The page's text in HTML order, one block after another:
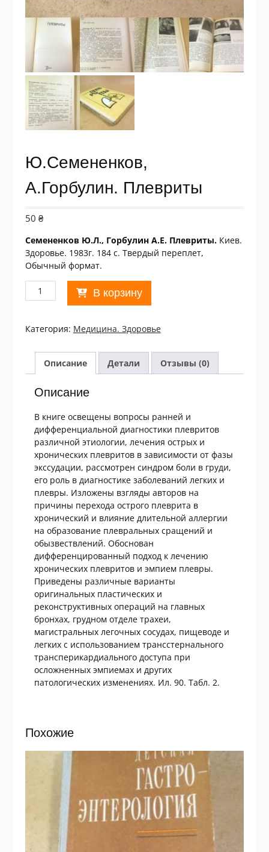
Ю.Семененков,
А.Горбулин. Плевриты
50 ₴
Семененков Ю.Л., Горбулин А.Е. Плевриты. Киев.
Здоровье. 1983г. 184 с. Твердый переплет,
Обычный формат.
Количество
товара
А.Горбулин.
Плевриты
В корзину
Категория: Медицина. Здоровье
Описание Детали Отзывы (0)
Описание
В книге освещены вопросы ранней и
дифференциальной диагностики плевритов
различной этиологии, лечения острых и
хронических плевритов в зависимости от фазы
экссудации, рассмотрен синдром боли в груди,
его роль в диагностике заболеваний легких и
плевры. Изложены взгляды авторов на
причины перехода острого плеврита в
хронический и влияние длительной аллергии
на образование плевральных сращений и
обызвествлений. Обоснован
дифференцированный подход к лечению
хронических плевритов и эмпием плевры.
Приведены различные варианты
оригинальных пластических и
реконструктивных операций на главных
бронхах, грудном отделе трахеи,
магистральных легочных сосудах, пищеводе и
легких с использованием трансстернального
трансперикардиального доступа при
осложненных эмпиемах и других
патологических изменениях. Ил. 90. Табл. 2.
Похожие